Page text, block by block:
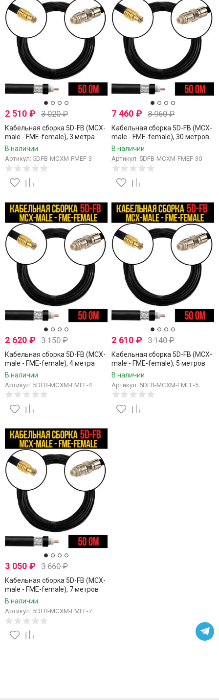
2 510 ₽ 3 020₽
Кабельная сборка 5D-FB (MCX-
male - FME-female), 3 метра
В наличии
Артикул: 5DFB-MCXM-FMEF-3
7 460₽ 8 960₽
Кабельная сборка 5D-FB (MCX-
male - FME-female), 30 метров
В наличии
Артикул: 5DFB-MCXM-FMEF-30
2 620 ₽ 3 150₽
Кабельная сборка 5D-FB (MCX-
male - FME-female), 4 метра
В наличии
Артикул: 5DFB-MCXM-FMEF-4
2 610₽ 3 140₽
Кабельная сборка 5D-FB (MCX-
male - FME-female), 5 метров
В наличии
Артикул: 5DFB-MCXM-FMEF-5
3 050 ₽ 3 660₽
Кабельная сборка 5D-FB (MCX-
male - FME-female), 7 метров
В наличии
Артикул: 5DFB-MCXM-FMEF-7